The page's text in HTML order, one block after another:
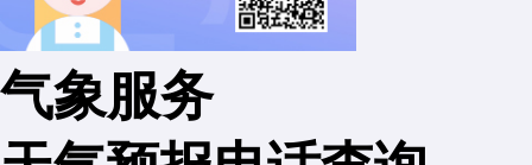
气象服务